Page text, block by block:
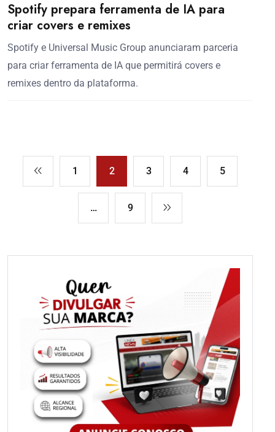
Spotify prepara ferramenta de IA para
criar covers e remixes
Spotify e Universal Music Group anunciaram parceria
para criar ferramenta de IA que permitirá covers e
remixes dentro da plataforma.
1 2 3 4 5
… 9